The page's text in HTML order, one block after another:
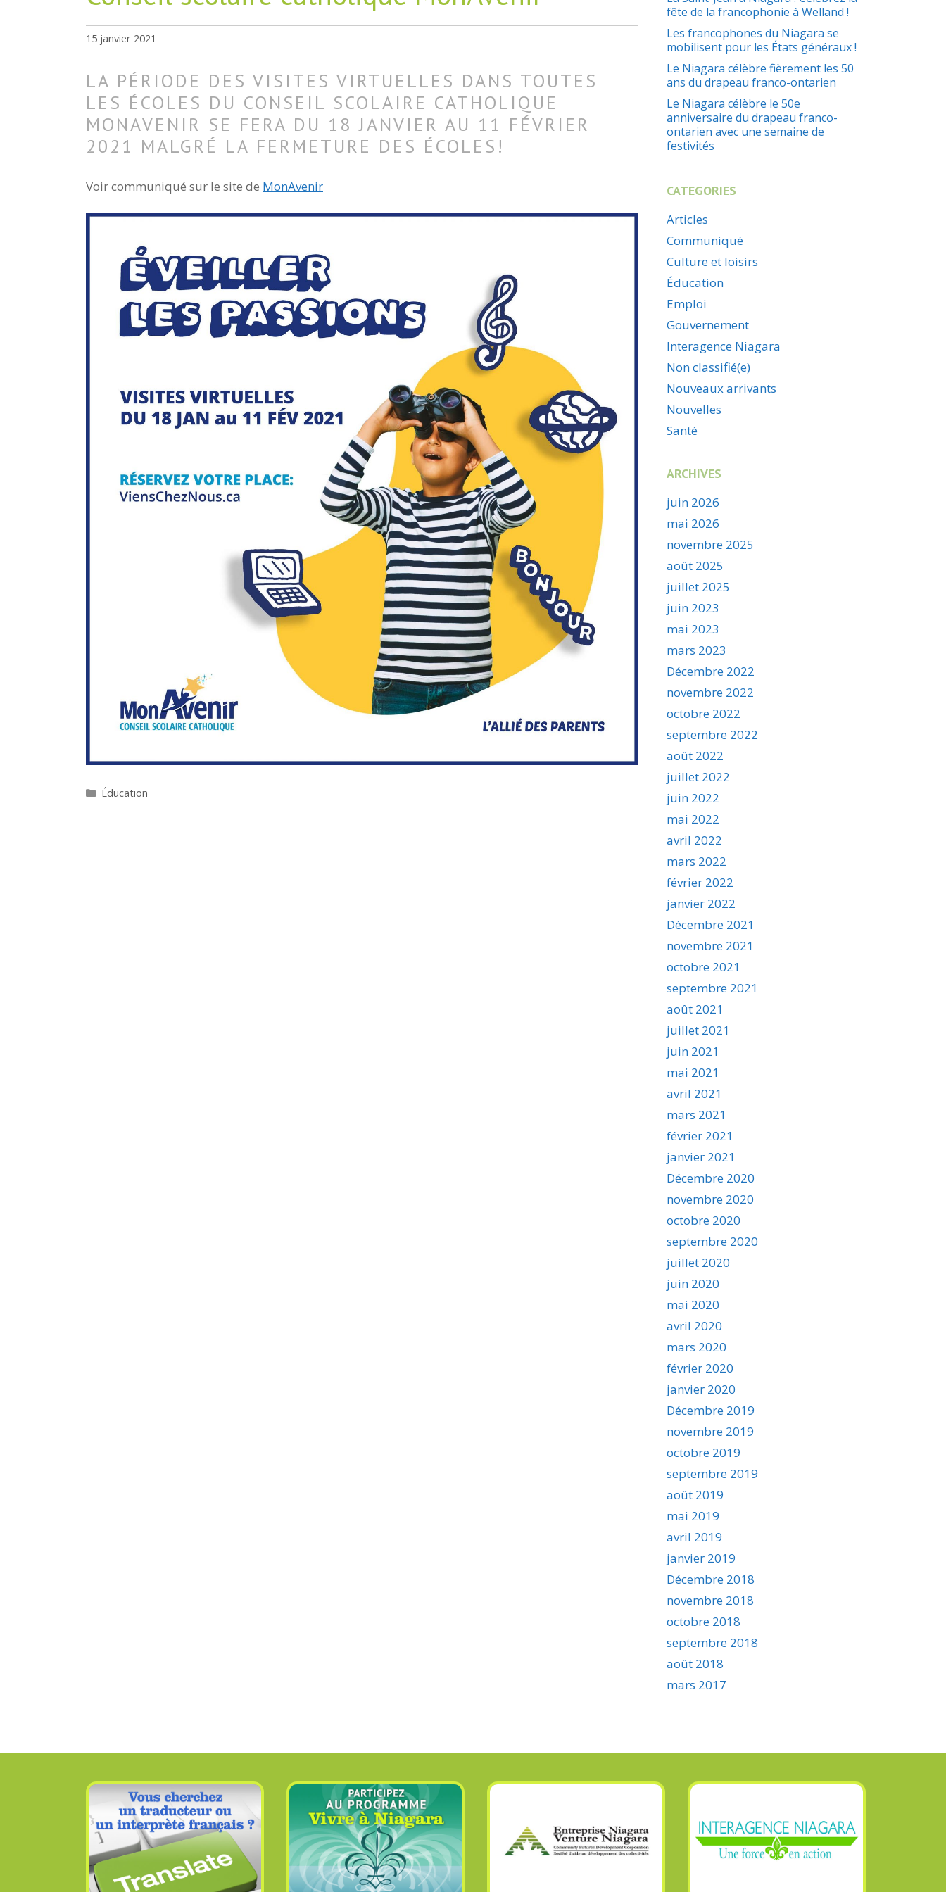
15 janvier 2021
LA PÉRIODE DES VISITES VIRTUELLES DANS TOUTES
LES ÉCOLES DU CONSEIL SCOLAIRE CATHOLIQUE
MONAVENIR SE FERA DU 18 JANVIER AU 11 FÉVRIER
2021 MALGRÉ LA FERMETURE DES ÉCOLES!
Voir communiqué sur le site de MonAvenir
Catégories
Éducation
fête de la francophonie à Welland !
Les francophones du Niagara se
mobilisent pour les États généraux !
Le Niagara célèbre fièrement les 50
ans du drapeau franco-ontarien
Le Niagara célèbre le 50e
anniversaire du drapeau franco-
ontarien avec une semaine de
festivités
CATEGORIES
Articles
Communiqué
Culture et loisirs
Éducation
Emploi
Gouvernement
Interagence Niagara
Non classifié(e)
Nouveaux arrivants
Nouvelles
Santé
ARCHIVES
juin 2026
mai 2026
novembre 2025
août 2025
juillet 2025
juin 2023
mai 2023
mars 2023
Décembre 2022
novembre 2022
octobre 2022
septembre 2022
août 2022
juillet 2022
juin 2022
mai 2022
avril 2022
mars 2022
février 2022
janvier 2022
Décembre 2021
novembre 2021
octobre 2021
septembre 2021
août 2021
juillet 2021
juin 2021
mai 2021
avril 2021
mars 2021
février 2021
janvier 2021
Décembre 2020
novembre 2020
octobre 2020
septembre 2020
juillet 2020
juin 2020
mai 2020
avril 2020
mars 2020
février 2020
janvier 2020
Décembre 2019
novembre 2019
octobre 2019
septembre 2019
août 2019
mai 2019
avril 2019
janvier 2019
Décembre 2018
novembre 2018
octobre 2018
septembre 2018
août 2018
mars 2017